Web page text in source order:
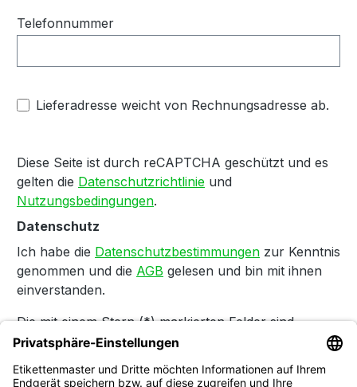
Telefonnummer
Lieferadresse weicht von Rechnungsadresse ab.
Diese Seite ist durch reCAPTCHA geschützt und es
gelten die Datenschutzrichtlinie und
Nutzungsbedingungen.
Datenschutz
Ich habe die Datenschutzbestimmungen zur Kenntnis
genommen und die AGB gelesen und bin mit ihnen
einverstanden.
Die mit einem Stern (*) markierten Felder sind
Pflichtfelder.